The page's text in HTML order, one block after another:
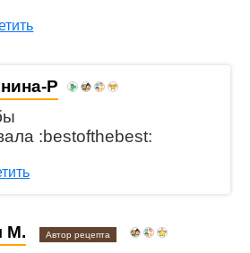
Р
:bestofthebest:
М. Автор рецепта